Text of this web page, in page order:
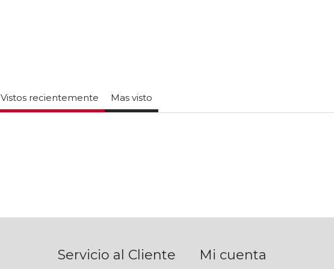
Vistos recientemente Mas visto
Servicio al Cliente Mi cuenta